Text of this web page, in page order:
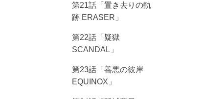
第21話「置き去りの軌
跡 ERASER」
第22話「疑獄
SCANDAL」
第23話「善悪の彼岸
EQUINOX」